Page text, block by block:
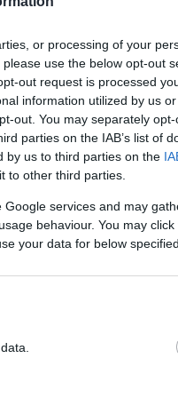
or processing of your
use the below opt-out
out request is processed
information utilized by us
out. You may separately
parties on the IAB’s list of
by us to third parties on the
to other third parties.
services and may
behaviour. You may
your data for below
πάμε σε εμβόλια
αυτά τα εμβόλια